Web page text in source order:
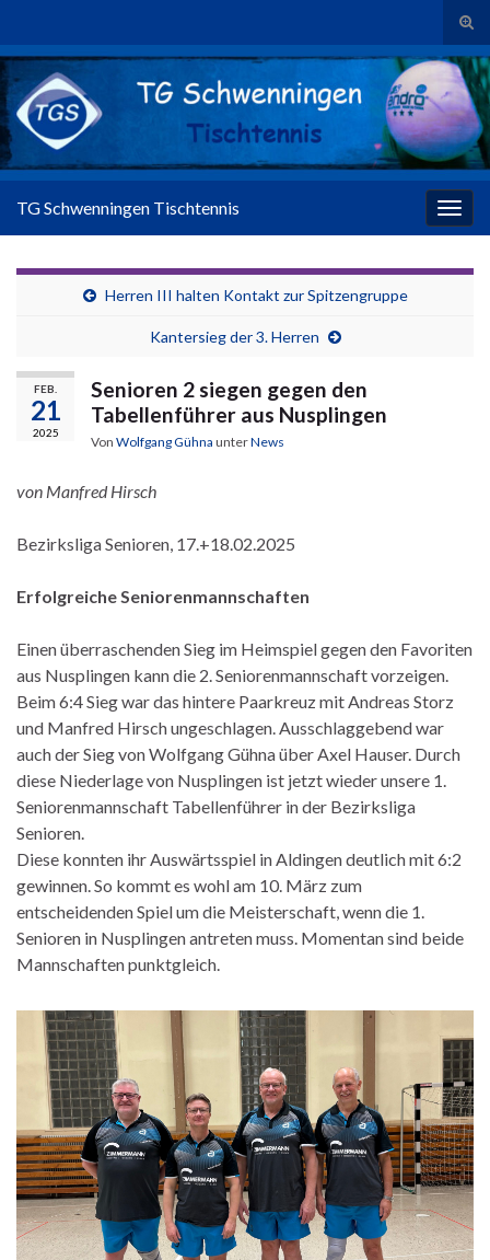
Search for:
TG Schwenningen Tischtennis
Herren III halten Kontakt zur Spitzengruppe
Kantersieg der 3. Herren
FEB.
21
2025
Senioren 2 siegen gegen den
Tabellenführer aus Nusplingen
Von Wolfgang Gühna unterNews
von Manfred Hirsch
Bezirksliga Senioren, 17.+18.02.2025
Erfolgreiche Seniorenmannschaften
Einen überraschenden Sieg im Heimspiel gegen den Favoriten
aus Nusplingen kann die 2. Seniorenmannschaft vorzeigen.
Beim 6:4 Sieg war das hintere Paarkreuz mit Andreas Storz
und Manfred Hirsch ungeschlagen. Ausschlaggebend war
auch der Sieg von Wolfgang Gühna über Axel Hauser. Durch
diese Niederlage von Nusplingen ist jetzt wieder unsere 1.
Seniorenmannschaft Tabellenführer in der Bezirksliga
Senioren.
Diese konnten ihr Auswärtsspiel in Aldingen deutlich mit 6:2
gewinnen. So kommt es wohl am 10. März zum
entscheidenden Spiel um die Meisterschaft, wenn die 1.
Senioren in Nusplingen antreten muss. Momentan sind beide
Mannschaften punktgleich.